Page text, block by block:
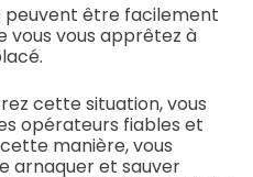
peuvent être facilement
vous vous apprêtez à
cette situation, vous
opérateurs fiables et
manière, vous
arnaquer et sauver